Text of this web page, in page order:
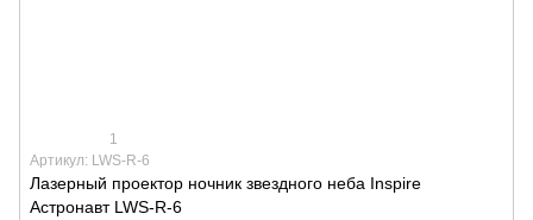
1
Артикул: LWS-R-6
Лазерный проектор ночник звездного неба Inspire
Астронавт LWS-R-6